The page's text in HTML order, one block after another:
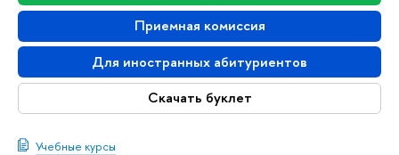
Приемная комиссия
Для иностранных абитуриентов
Скачать буклет
Учебные курсы